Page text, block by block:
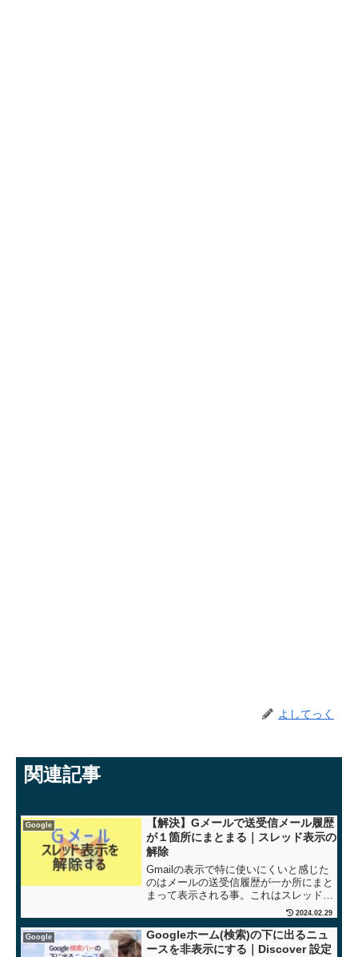
よしてっく
関連記事
Google
【解決】Gメールで送受信メール履歴
が１箇所にまとまる｜スレッド表示の
解除
Gmailの表示で特に使いにくいと感じた
のはメールの送受信履歴が一か所にまと
まって表示される事。これはスレッド表
示というものですがこの表示に馴染めな
い人の為に解除する手順をご紹介しま
す。
2024.02.29
Google
Googleホーム(検索)の下に出るニュ
ースを非表示にする｜Discover 設定